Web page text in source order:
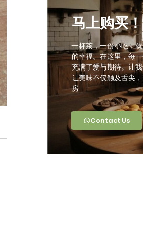
马上购买！
一杯茶，一份小吃，
的幸福。在这里，每
充满了爱与期待。让我
让美味不仅触及舌尖
房
Contact Us